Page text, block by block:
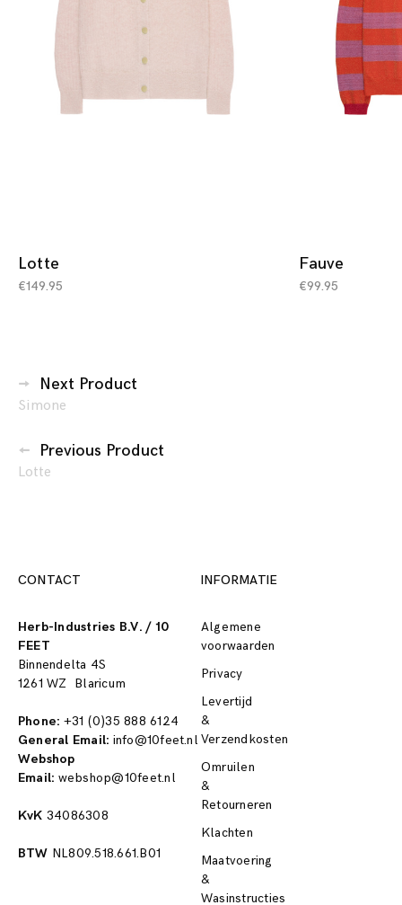
Lotte
€149.95
Fauve
€99.95
Berichtennavigatie
Next Product
Simone
Previous Product
Lotte
CONTACT
Herb-Industries B.V. / 10
FEET
Binnendelta 4S
1261 WZ Blaricum
Phone: +31 (0)35 888 6124
General Email: info@10feet.nl
Webshop
Email: webshop@10feet.nl
KvK 34086308
BTW NL809.518.661.B01
INFORMATIE
Algemene
voorwaarden
Privacy
Levertijd
&
Verzendkosten
Omruilen
&
Retourneren
Klachten
Maatvoering
&
Wasinstructies